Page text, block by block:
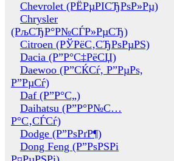
Chevrolet (РЁРµРІСЂРѕР»Рµ)
Chrysler
(РљСЂР°Р№СЃР»РµСЂ)
Citroen (РЎРёС‚СЂРѕРµРЅ)
Dacia (Р”Р°С‡РёСЏ)
Daewoo (Р”СЌСѓ, Р”РµРѕ,
Р”РµСѓ)
Daf (Р”Р°С„)
Daihatsu (Р”Р°Р№С…
Р°С‚СЃСѓ)
Dodge (Р”РѕРґР¶)
Dong Feng (Р”РѕРЅРі